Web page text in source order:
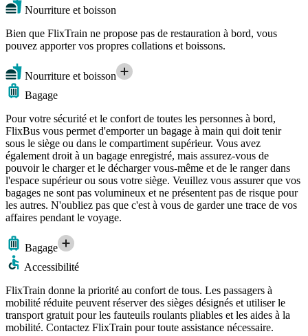
Nourriture et boisson
Bien que FlixTrain ne propose pas de restauration à bord, vous
pouvez apporter vos propres collations et boissons.
Nourriture et boisson
Bagage
Pour votre sécurité et le confort de toutes les personnes à bord,
FlixBus vous permet d'emporter un bagage à main qui doit tenir
sous le siège ou dans le compartiment supérieur. Vous avez
également droit à un bagage enregistré, mais assurez-vous de
pouvoir le charger et le décharger vous-même et de le ranger dans
l'espace supérieur ou sous votre siège. Veuillez vous assurer que vos
bagages ne sont pas volumineux et ne présentent pas de risque pour
les autres. N'oubliez pas que c'est à vous de garder une trace de vos
affaires pendant le voyage.
Bagage
Accessibilité
FlixTrain donne la priorité au confort de tous. Les passagers à
mobilité réduite peuvent réserver des sièges désignés et utiliser le
transport gratuit pour les fauteuils roulants pliables et les aides à la
mobilité. Contactez FlixTrain pour toute assistance nécessaire.